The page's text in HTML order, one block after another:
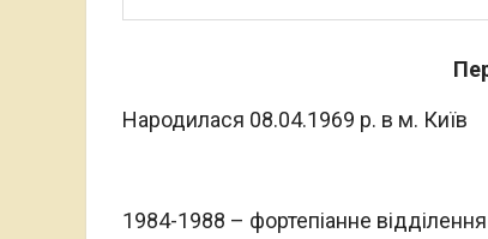
Народилася 08.04.1969 р. в м. Київ
1984-1988 – фортепіанне